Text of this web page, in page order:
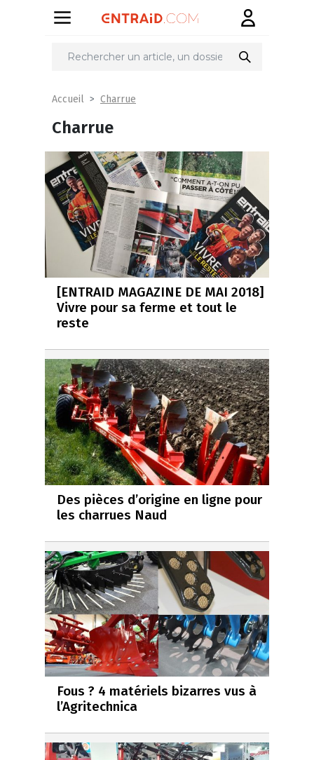
Accueil Charrue
Charrue
[ENTRAID MAGAZINE DE MAI 2018]
Vivre pour sa ferme et tout le
reste
Des pièces d’origine en ligne pour
les charrues Naud
Fous ? 4 matériels bizarres vus à
l’Agritechnica